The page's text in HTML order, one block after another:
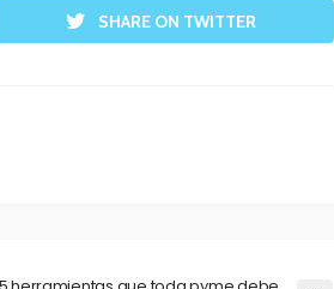
SHARE ON TWITTER